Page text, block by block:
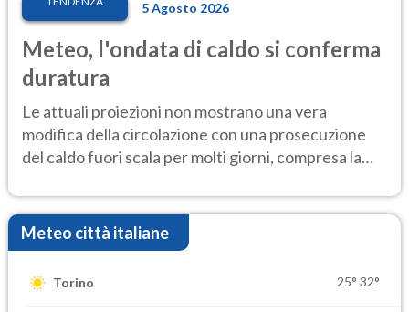
5 Agosto 2026
Meteo, l'ondata di caldo si conferma
duratura
Le attuali proiezioni non mostrano una vera
modifica della circolazione con una prosecuzione
del caldo fuori scala per molti giorni, compresa la
Meteo città italiane
Torino 25° 32°